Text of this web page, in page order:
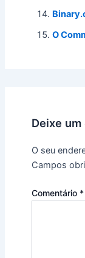
O
Deixe
O seu
Campos
Comentário *